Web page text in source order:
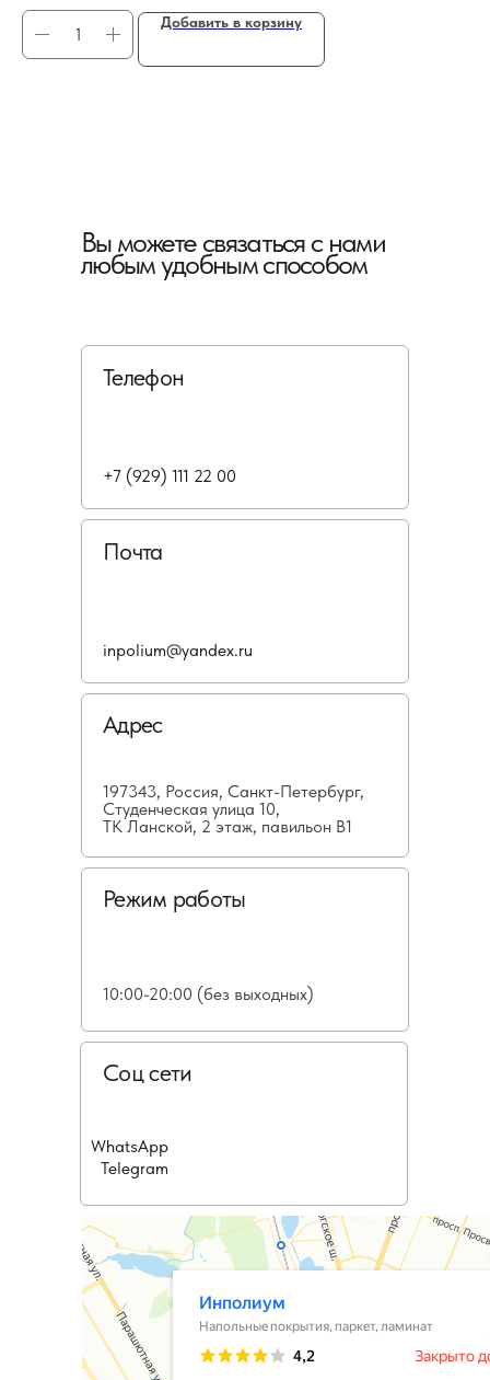
Добавить в корзину
Вы можете связаться с нами
любым удобным способом
Телефон
Почта
Адрес
197343, Россия, Санкт-Петербург,
Студенческая улица 10,
ТК Ланской, 2 этаж, павильон В1
Режим работы
10:00-20:00 (без выходных)
Соц сети
+7 (929) 111 22 00
inpolium@yandex.ru
WhatsApp
Telegram